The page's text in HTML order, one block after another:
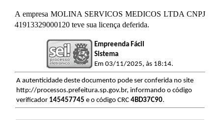
A empresa MOLINA SERVICOS MEDICOS LTDA CNPJ
41913329000120 teve sua licença deferida.
Empreenda Fácil
Sistema
Em 03/11/2025, às 18:14.
A autenticidade deste documento pode ser conferida no site
http://processos.prefeitura.sp.gov.br, informando o código
verificador 145457745 e o código CRC 4BD37C90.